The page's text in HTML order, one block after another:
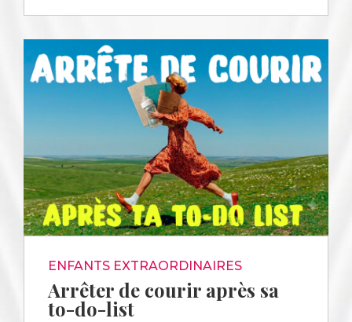
ENFANTS EXTRAORDINAIRES
Arrêter de courir après sa
to-do-list